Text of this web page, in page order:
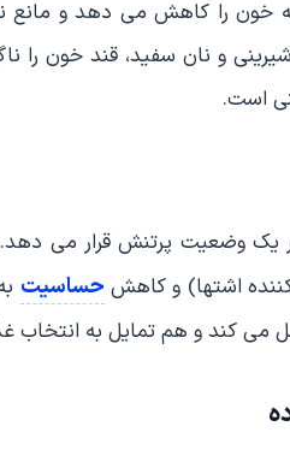
خون را کاهش می دهد و مانع
و نان سفید، قند خون را
است.
یک وضعیت پرتنش قرار می
اشتها) و کاهش حساسیت
کند و هم تمایل به انتخاب